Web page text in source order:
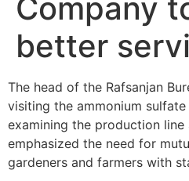
Company
better
The head of the Rafsanjan
visiting the ammonium
examining the production
emphasized the need for
gardeners and farmers with